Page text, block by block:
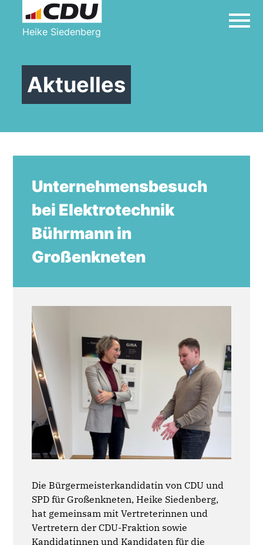
Heike Siedenberg
Aktuelles
Unternehmensbesuch
bei Elektrotechnik
Bührmann in
Großenkneten
Die Bürgermeisterkandidatin von CDU und
SPD für Großenkneten, Heike Siedenberg,
hat gemeinsam mit Vertreterinnen und
Vertretern der CDU-Fraktion sowie
Kandidatinnen und Kandidaten für die